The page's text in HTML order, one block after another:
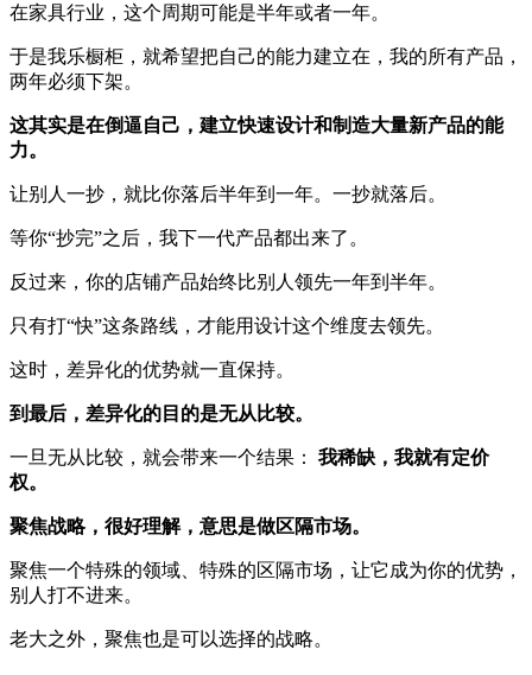
在家具行业，这个周期可能是半年或者一年。
于是我乐橱柜，就希望把自己的能力建立在，我的所有产品，
两年必须下架。
这其实是在倒逼自己，建立快速设计和制造大量新产品的能
力。
让别人一抄，就比你落后半年到一年。一抄就落后。
等你“抄完”之后，我下一代产品都出来了。
反过来，你的店铺产品始终比别人领先一年到半年。
只有打“快”这条路线，才能用设计这个维度去领先。
这时，差异化的优势就一直保持。
到最后，差异化的目的是无从比较。
一旦无从比较，就会带来一个结果： 我稀缺，我就有定价
权。
聚焦战略，很好理解，意思是做区隔市场。
聚焦一个特殊的领域、特殊的区隔市场，让它成为你的优势，
别人打不进来。
老大之外，聚焦也是可以选择的战略。